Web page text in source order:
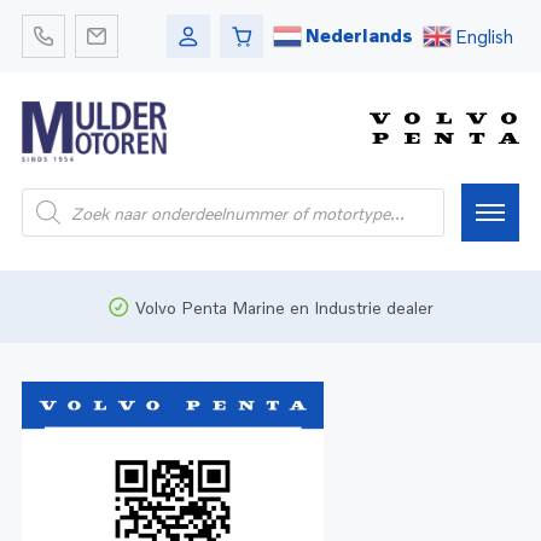
Nederlands English
Onderdelen
Bedrijfsvaart
Volvo Penta Marine en Industrie dealer